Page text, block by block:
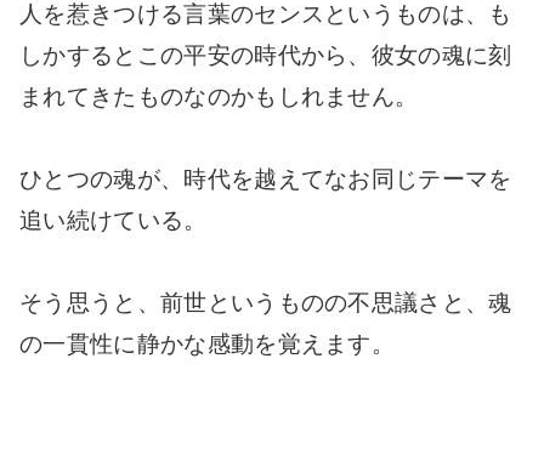
人を惹きつける言葉のセンスというものは、も
しかするとこの平安の時代から、彼女の魂に刻
まれてきたものなのかもしれません。
ひとつの魂が、時代を越えてなお同じテーマを
追い続けている。
そう思うと、前世というものの不思議さと、魂
の一貫性に静かな感動を覚えます。